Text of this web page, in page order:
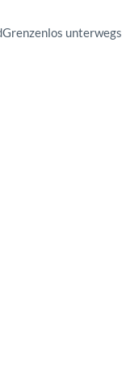
Grenzenlos unterwegs